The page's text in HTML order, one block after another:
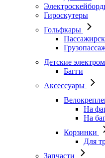
Гироскутеры
Гольфкары
Детские
Багги
Аксессуары
На
На
Корзинки
Для
Запчасти